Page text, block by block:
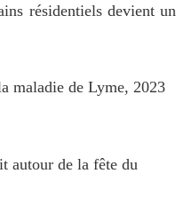
résidentiels devient un
maladie de Lyme, 2023
autour de la fête du